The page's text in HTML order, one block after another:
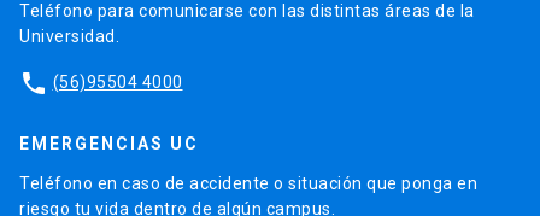
Teléfono para comunicarse con las distintas áreas de la
Universidad.
phone (56)95504 4000
EMERGENCIAS UC
Teléfono en caso de accidente o situación que ponga en
riesgo tu vida dentro de algún campus.